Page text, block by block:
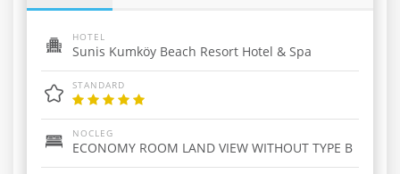
HOTEL
Sunis Kumköy Beach Resort Hotel & Spa
STANDARD
NOCLEG
ECONOMY ROOM LAND VIEW WITHOUT TYPE B